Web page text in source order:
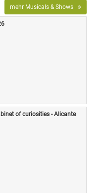
mehr Musicals & Shows
of curiosities - Alicante